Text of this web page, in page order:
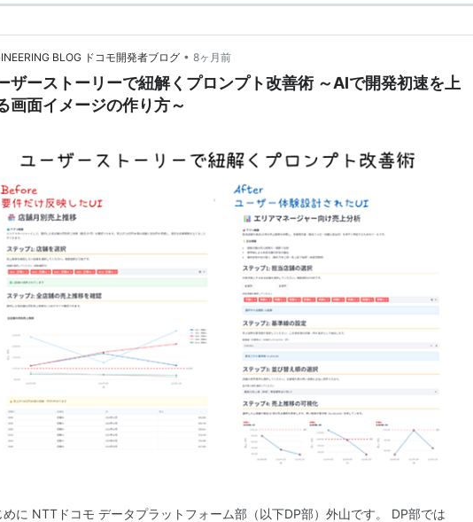
BLOG ドコモ開発者ブログ • 8ヶ月前
ザーストーリーで紐解くプロンプト改善術 ～AIで開発初速を上
画面イメージの作り方～
めに NTTドコモ データプラットフォーム部（以下DP部）外山です。 DP部では